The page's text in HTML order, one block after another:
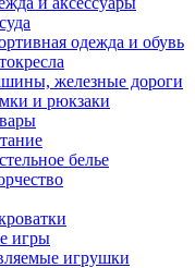
одежда и обувь
железные дороги
и рюкзаки
белье
игры
игрушки